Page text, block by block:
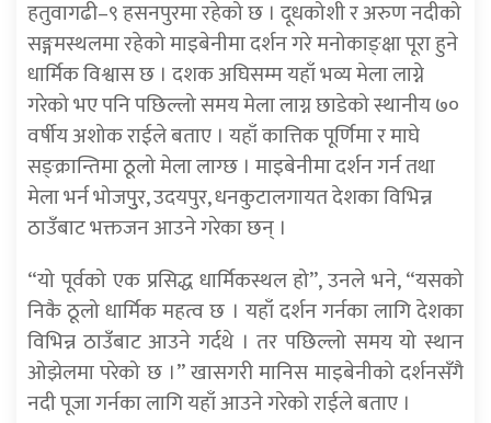
हतुवागढी–९ हसनपुरमा रहेको छ । दूधकोशी र अरुण नदीको
सङ्गमस्थलमा रहेको माइबेनीमा दर्शन गरे मनोकाङ्क्षा पूरा हुने
धार्मिक विश्वास छ । दशक अघिसम्म यहाँ भव्य मेला लाग्ने
गरेको भए पनि पछिल्लो समय मेला लाग्न छाडेको स्थानीय ७०
वर्षीय अशोक राईले बताए । यहाँ कात्तिक पूर्णिमा र माघे
सङ्क्रान्तिमा ठूलो मेला लाग्छ । माइबेनीमा दर्शन गर्न तथा
मेला भर्न भोजपुुर, उदयपुर, धनकुटालगायत देशका विभिन्न
ठाउँबाट भक्तजन आउने गरेका छन् ।
“यो पूर्वको एक प्रसिद्ध धार्मिकस्थल हो”, उनले भने, “यसको
निकै ठूलो धार्मिक महत्व छ । यहाँ दर्शन गर्नका लागि देशका
विभिन्न ठाउँबाट आउने गर्दथे । तर पछिल्लो समय यो स्थान
ओझेलमा परेको छ ।” खासगरी मानिस माइबेनीको दर्शनसँगै
नदी पूजा गर्नका लागि यहाँ आउने गरेको राईले बताए ।